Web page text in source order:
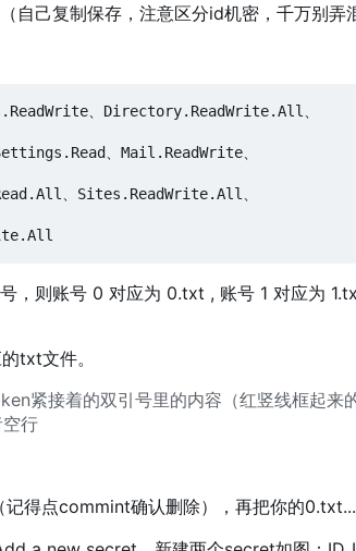
己复制保存，注意区分id机密，千万别弄
、Directory.ReadWrite.All、
、Mail.ReadWrite、
、Sites.ReadWrite.All、
，则账号 0 对应为 0.txt , 账号 1 对应为
txt文件。
紧接着的双引号里的内容（红竖线框起来
行
得点commint确认删除），再把你的